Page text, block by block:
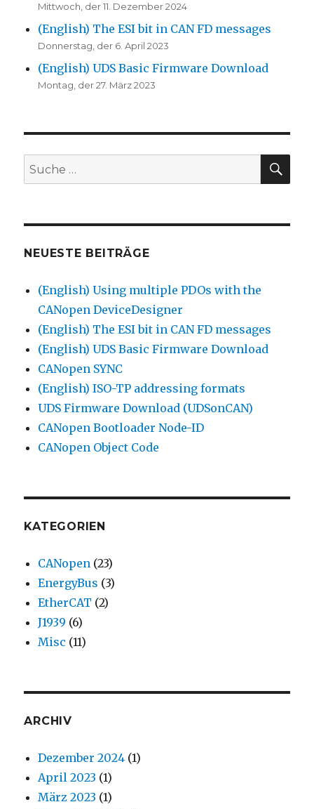
Mittwoch, der 11. Dezember 2024
(English) The ESI bit in CAN FD messages
Donnerstag, der 6. April 2023
(English) UDS Basic Firmware Download
Montag, der 27. März 2023
Suche
nach:
NEUESTE BEITRÄGE
(English) Using multiple PDOs with the
CANopen DeviceDesigner
(English) The ESI bit in CAN FD messages
(English) UDS Basic Firmware Download
CANopen SYNC
(English) ISO-TP addressing formats
UDS Firmware Download (UDSonCAN)
CANopen Bootloader Node-ID
CANopen Object Code
KATEGORIEN
CANopen (23)
EnergyBus (3)
EtherCAT (2)
J1939 (6)
Misc (11)
ARCHIV
Dezember 2024 (1)
April 2023 (1)
März 2023 (1)